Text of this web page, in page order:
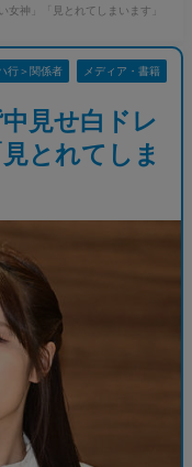
神」「見とれてしまいます」
行＞関係者 メディア・書籍
見せ白ドレ
とれてしま